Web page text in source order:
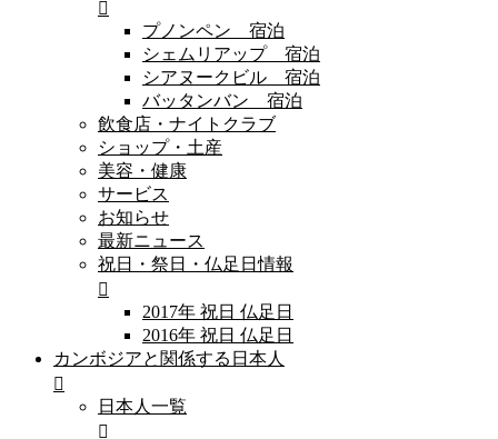
プノンペン 宿泊
シェムリアップ 宿泊
シアヌークビル 宿泊
バッタンバン 宿泊
飲食店・ナイトクラブ
ショップ・土産
美容・健康
サービス
お知らせ
最新ニュース
祝日・祭日・仏足日情報
2017年 祝日 仏足日
2016年 祝日 仏足日
カンボジアと関係する日本人
日本人一覧